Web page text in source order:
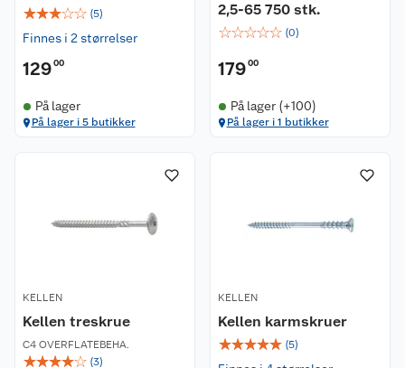
☆☆☆☆☆ (5)
Finnes i 2 størrelser
12900
På lager
På lager i 5 butikker
2,5-65 750 stk.
☆☆☆☆☆ (0)
17900
På lager (+100)
På lager i 1 butikker
KELLEN
Kellen treskrue
C4 OVERFLATEBEHA.
☆☆☆☆☆ (3)
KELLEN
Kellen karmskruer
☆☆☆☆☆ (5)